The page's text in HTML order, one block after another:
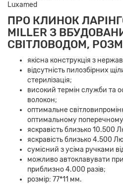
Luxamed
ПРО КЛИНОК
MILLER З
СВІТЛОВОДОМ,
якісна конструкція з
відсутність пилозбірних
стерилізація;
високий термін служби та
волокон;
оптимальне
оптимальному поперечному
яскравість близько 10.500
яскравість близько 4.500
сумісний з усіма ручками
можливо автоклавувати при
приблизно 4.000 разів;
розмір: 77*11 мм.